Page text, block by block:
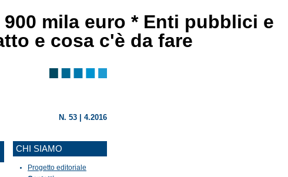
mila euro * Enti pubblici e
e cosa c'è da fare
N. 53 | 4.2016
CHI SIAMO
Progetto editoriale